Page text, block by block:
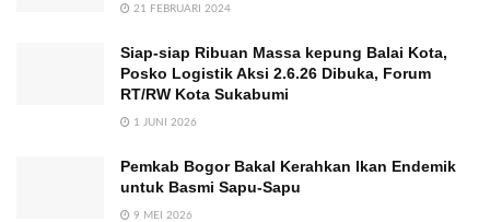
21 FEBRUARI 2024
Siap-siap Ribuan Massa kepung Balai Kota,
Posko Logistik Aksi 2.6.26 Dibuka, Forum
RT/RW Kota Sukabumi
1 JUNI 2026
Pemkab Bogor Bakal Kerahkan Ikan Endemik
untuk Basmi Sapu-Sapu
9 MEI 2026